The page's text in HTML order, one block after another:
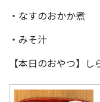
・なすのおかか煮
・みそ汁
【本日のおやつ】